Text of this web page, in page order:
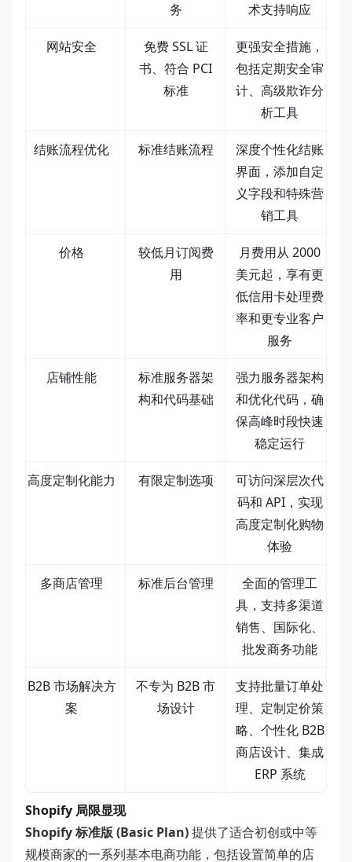
务
术支持响应
网站安全
免费 SSL 证
书、符合 PCI
标准
更强安全措施，
包括定期安全审
计、高级欺诈分
析工具
结账流程优化 标准结账流程
深度个性化结账
界面，添加自定
义字段和特殊营
销工具
价格
较低月订阅费
用
月费用从 2000
美元起，享有更
低信用卡处理费
率和更专业客户
服务
店铺性能
标准服务器架
构和代码基础
强力服务器架构
和优化代码，确
保高峰时段快速
稳定运行
高度定制化能力 有限定制选项
可访问深层次代
码和 API，实现
高度定制化购物
体验
多商店管理 标准后台管理
全面的管理工
具，支持多渠道
销售、国际化、
批发商务功能
B2B 市场解决方
案
不专为 B2B 市
场设计
支持批量订单处
理、定制定价策
略、个性化 B2B
商店设计、集成
ERP 系统
Shopify 局限显现
Shopify 标准版 (Basic Plan)提供了适合初创或中等
规模商家的一系列基本电商功能，包括设置简单的店